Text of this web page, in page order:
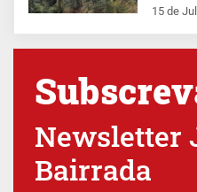
15 de
Newsletter
Bairrada